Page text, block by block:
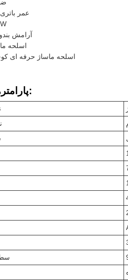
عمر باتری: 1
قدرت: 30W
آرامش
اسلحه
اسلحه ماساژ حرفه ای
پارامترهای فنی: